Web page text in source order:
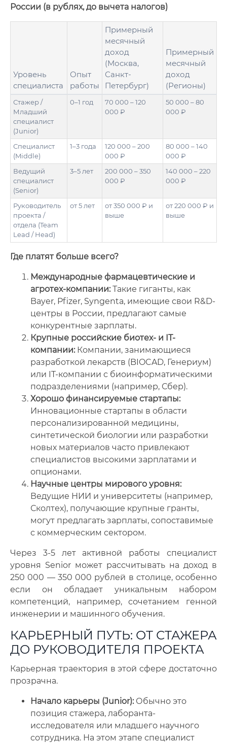
России (в рублях, до вычета налогов)
Уровень
специалиста
Опыт
работы
Примерный
месячный
доход
(Москва,
Санкт-
Петербург)
Примерный
месячный
доход
(Регионы)
Стажер /
Младший
специалист
(Junior)
0–1 год
70 000 – 120
000 ₽
50 000 – 80
000 ₽
Специалист
(Middle)
1–3 года
120 000 – 200
000 ₽
80 000 – 140
000 ₽
Ведущий
специалист
(Senior)
3–5 лет
200 000 – 350
000 ₽
140 000 – 220
000 ₽
Руководитель
проекта /
отдела (Team
Lead / Head)
от 5 лет
от 350 000 ₽ и
выше
от 220 000 ₽ и
выше
Где платят больше всего?
Международные фармацевтические и
агротех-компании:Такие гиганты, как
Bayer, Pfizer, Syngenta, имеющие свои R&D-
центры в России, предлагают самые
конкурентные зарплаты.
Крупные российские биотех- и IT-
компании:Компании, занимающиеся
разработкой лекарств (BIOCAD, Генериум)
или IT-компании с биоинформатическими
подразделениями (например, Сбер).
Хорошо финансируемые стартапы:
Инновационные стартапы в области
персонализированной медицины,
синтетической биологии или разработки
новых материалов часто привлекают
специалистов высокими зарплатами и
опционами.
Научные центры мирового уровня:
Ведущие НИИ и университеты (например,
Сколтех), получающие крупные гранты,
могут предлагать зарплаты, сопоставимые
с коммерческим сектором.
Через 3-5 лет активной работы специалист
уровня Senior может рассчитывать на доход в
250 000 — 350 000 рублей в столице, особенно
если он обладает уникальным набором
компетенций, например, сочетанием генной
инженерии и машинного обучения.
КАРЬЕРНЫЙ ПУТЬ: ОТ СТАЖЕРА
ДО РУКОВОДИТЕЛЯ ПРОЕКТА
Карьерная траектория в этой сфере достаточно
прозрачна.
Начало карьеры (Junior):Обычно это
позиция стажера, лаборанта-
исследователя или младшего научного
сотрудника. На этом этапе специалист